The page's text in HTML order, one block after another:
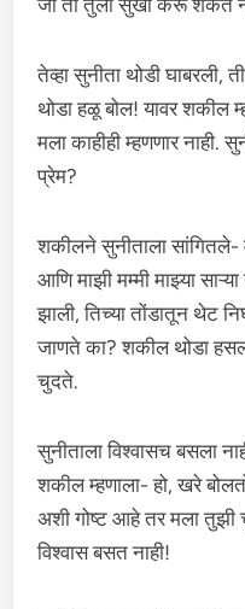
जो तो तुला सुखी करू शकत
तेव्हा सुनीता थोडी घाबरली,
थोडा हळू बोल! यावर शकील
मला काहीही म्हणणार नाही.
प्रेम?
शकीलने सुनीताला सांगितले-
आणि माझी मम्मी माझ्या
झाली, तिच्या तोंडातून थेट
जाणते का? शकील थोडा
चुदते.
सुनीताला विश्वासच बसला
शकील म्हणाला- हो, खरे
अशी गोष्ट आहे तर मला तुझी
विश्वास बसत नाही!